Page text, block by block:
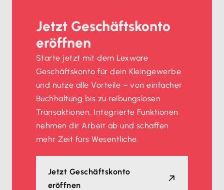
Jetzt Geschäftskonto
eröffnen
Starte jetzt mit dem Lexware
Geschäftskonto für dein Kleingewerbe
und nutze alle Vorteile – von einfacher
Buchhaltung bis zu reibungslosen
Transaktionen. Integrierte Funktionen
nehmen dir Arbeit ab und schaffen
mehr Zeit fürs Wesentliche.
Jetzt Geschäftskonto
eröffnen